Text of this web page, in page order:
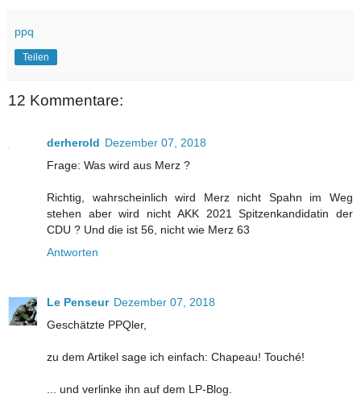
ppq
Teilen
12 Kommentare:
derherold Dezember 07, 2018
Frage: Was wird aus Merz ?
Richtig, wahrscheinlich wird Merz nicht Spahn im Weg
stehen aber wird nicht AKK 2021 Spitzenkandidatin der
CDU ? Und die ist 56, nicht wie Merz 63
Antworten
Le Penseur Dezember 07, 2018
Geschätzte PPQler,
zu dem Artikel sage ich einfach: Chapeau! Touché!
... und verlinke ihn auf dem LP-Blog.